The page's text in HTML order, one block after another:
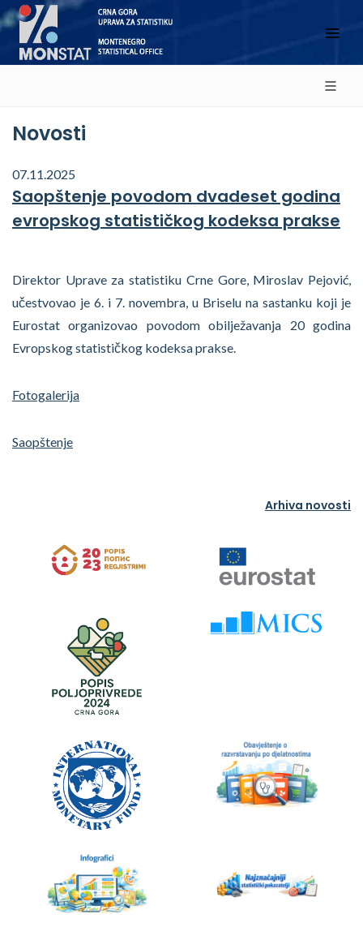
Novosti
07.11.2025
Saopštenje povodom dvadeset godina
evropskog statističkog kodeksa prakse
Direktor Uprave za statistiku Crne Gore, Miroslav Pejović,
učestvovao je 6. i 7. novembra, u Briselu na sastanku koji je
Eurostat organizovao povodom obilježavanja 20 godina
Evropskog statističkog kodeksa prakse.
Fotogalerija
Saopštenje
Arhiva novosti